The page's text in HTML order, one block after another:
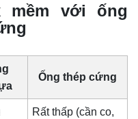
mềm với ống
Ống thép cứng
Rất thấp (cần co,